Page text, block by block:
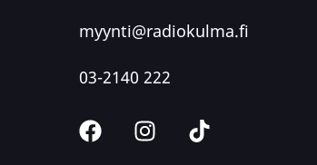
myynti@radiokulma.fi
03-2140 222